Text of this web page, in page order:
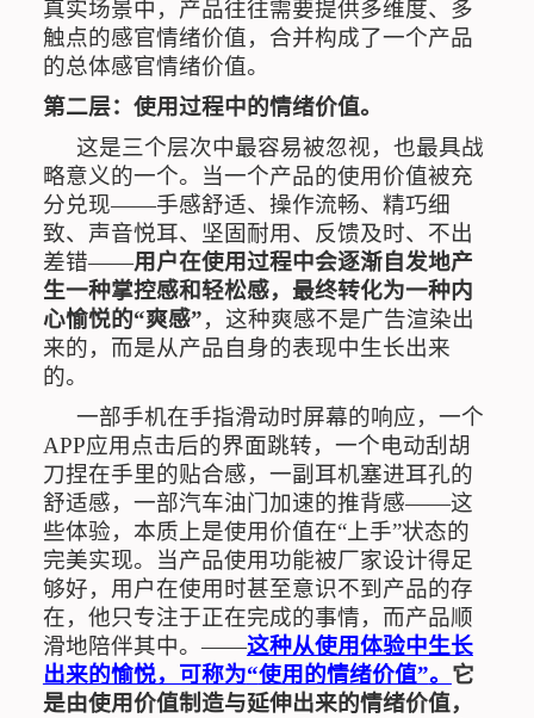
真实场景中，产品往往需要提供多维度、多
触点的感官情绪价值，合并构成了一个产品
的总体感官情绪价值。
第二层：使用过程中的情绪价值。
这是三个层次中最容易被忽视，也最具战
略意义的一个。当一个产品的使用价值被充
分兑现——手感舒适、操作流畅、精巧细
致、声音悦耳、坚固耐用、反馈及时、不出
差错——用户在使用过程中会逐渐自发地产
生一种掌控感和轻松感，最终转化为一种内
心愉悦的“爽感”，这种爽感不是广告渲染出
来的，而是从产品自身的表现中生长出来
的。
一部手机在手指滑动时屏幕的响应，一个
APP应用点击后的界面跳转，一个电动刮胡
刀捏在手里的贴合感，一副耳机塞进耳孔的
舒适感，一部汽车油门加速的推背感——这
些体验，本质上是使用价值在“上手”状态的
完美实现。当产品使用功能被厂家设计得足
够好，用户在使用时甚至意识不到产品的存
在，他只专注于正在完成的事情，而产品顺
滑地陪伴其中。——这种从使用体验中生长
出来的愉悦，可称为“使用的情绪价值”。 它
是由使用价值制造与延伸出来的情绪价值，